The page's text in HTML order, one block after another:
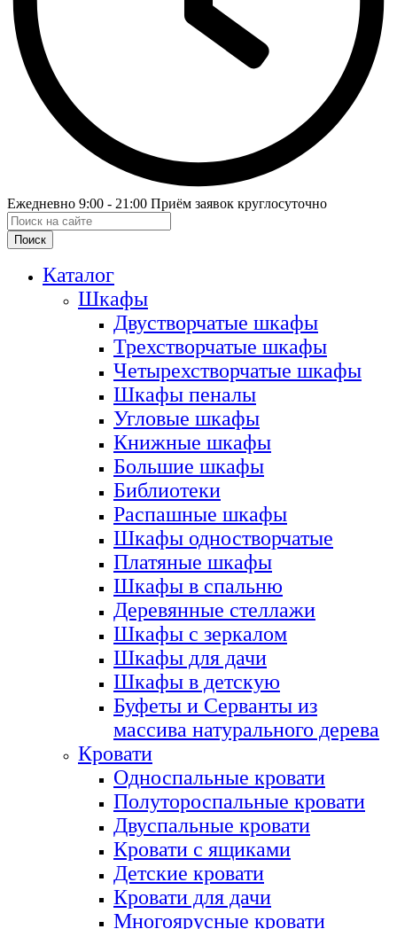
Ежедневно 9:00 - 21:00 Приём заявок круглосуточно
Поиск
Каталог
Шкафы
Двустворчатые шкафы
Трехстворчатые шкафы
Четырехстворчатые шкафы
Шкафы пеналы
Угловые шкафы
Книжные шкафы
Большие шкафы
Библиотеки
Распашные шкафы
Шкафы одностворчатые
Платяные шкафы
Шкафы в спальню
Деревянные стеллажи
Шкафы с зеркалом
Шкафы для дачи
Шкафы в детскую
Буфеты и Серванты из
массива натурального дерева
Кровати
Односпальные кровати
Полутороспальные кровати
Двуспальные кровати
Кровати с ящиками
Детские кровати
Кровати для дачи
Многоярусные кровати